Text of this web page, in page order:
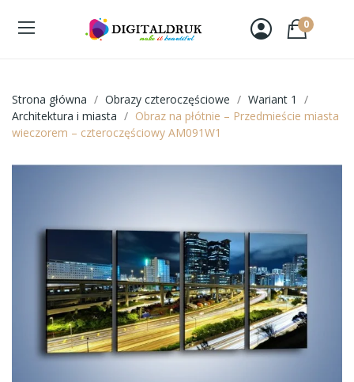
0
Strona główna Obrazy czteroczęściowe
Wariant 1
Architektura i miasta
Obraz na płótnie – Przedmieście miasta
wieczorem – czteroczęściowy AM091W1